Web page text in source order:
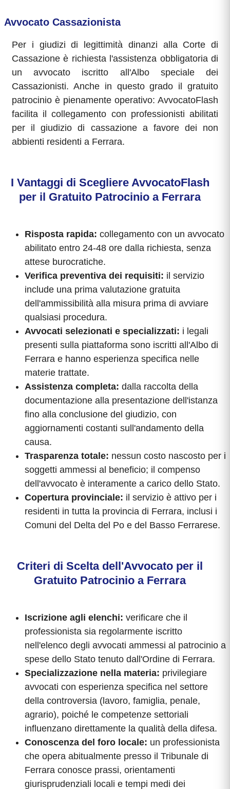
Avvocato Cassazionista
Per i giudizi di legittimità dinanzi alla Corte di
Cassazione è richiesta l'assistenza obbligatoria di
un avvocato iscritto all'Albo speciale dei
Cassazionisti. Anche in questo grado il gratuito
patrocinio è pienamente operativo: AvvocatoFlash
facilita il collegamento con professionisti abilitati
per il giudizio di cassazione a favore dei non
abbienti residenti a Ferrara.
I Vantaggi di Scegliere AvvocatoFlash
per il Gratuito Patrocinio a Ferrara
Risposta rapida: collegamento con un avvocato
abilitato entro 24-48 ore dalla richiesta, senza
attese burocratiche.
Verifica preventiva dei requisiti: il servizio
include una prima valutazione gratuita
dell'ammissibilità alla misura prima di avviare
qualsiasi procedura.
Avvocati selezionati e specializzati: i legali
presenti sulla piattaforma sono iscritti all'Albo di
Ferrara e hanno esperienza specifica nelle
materie trattate.
Assistenza completa: dalla raccolta della
documentazione alla presentazione dell'istanza
fino alla conclusione del giudizio, con
aggiornamenti costanti sull'andamento della
causa.
Trasparenza totale: nessun costo nascosto per i
soggetti ammessi al beneficio; il compenso
dell'avvocato è interamente a carico dello Stato.
Copertura provinciale: il servizio è attivo per i
residenti in tutta la provincia di Ferrara, inclusi i
Comuni del Delta del Po e del Basso Ferrarese.
Criteri di Scelta dell'Avvocato per il
Gratuito Patrocinio a Ferrara
Iscrizione agli elenchi: verificare che il
professionista sia regolarmente iscritto
nell'elenco degli avvocati ammessi al patrocinio a
spese dello Stato tenuto dall'Ordine di Ferrara.
Specializzazione nella materia: privilegiare
avvocati con esperienza specifica nel settore
della controversia (lavoro, famiglia, penale,
agrario), poiché le competenze settoriali
influenzano direttamente la qualità della difesa.
Conoscenza del foro locale: un professionista
che opera abitualmente presso il Tribunale di
Ferrara conosce prassi, orientamenti
giurisprudenziali locali e tempi medi dei